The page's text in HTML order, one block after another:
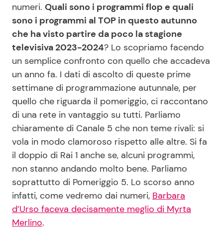
News benessere
Salute
Viaggi e Turismo
Festività
Primi Piatti
Ricette Facili e Veloci
Ricette Feste
Ricette per Bambini
Seguici
Info
Chi siamo
numeri. Quali sono i programmi flop e quali
sono i programmi al TOP in questo autunno
che ha visto partire da poco la stagione
televisiva 2023-2024? Lo scopriamo facendo
un semplice confronto con quello che accadeva
un anno fa. I dati di ascolto di queste prime
settimane di programmazione autunnale, per
quello che riguarda il pomeriggio, ci raccontano
di una rete in vantaggio su tutti. Parliamo
chiaramente di Canale 5 che non teme rivali: si
vola in modo clamoroso rispetto alle altre. Si fa
il doppio di Rai 1 anche se, alcuni programmi,
non stanno andando molto bene. Parliamo
soprattutto di Pomeriggio 5. Lo scorso anno
infatti, come vedremo dai numeri, Barbara
d’Urso faceva decisamente meglio di Myrta
Merlino.